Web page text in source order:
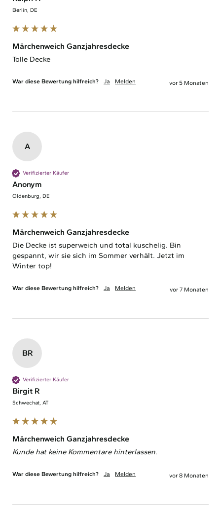
Berlin, DE
Märchenweich Ganzjahresdecke
Tolle Decke
War diese Bewertung hilfreich? Ja Melden vor 5 Monaten
A
Verifizierter Käufer
Anonym
Oldenburg, DE
Märchenweich Ganzjahresdecke
Die Decke ist superweich und total kuschelig. Bin
gespannt, wir sie sich im Sommer verhält. Jetzt im
Winter top!
War diese Bewertung hilfreich? Ja Melden vor 7 Monaten
BR
Verifizierter Käufer
Birgit R
Schwechat, AT
Märchenweich Ganzjahresdecke
Kunde hat keine Kommentare hinterlassen.
War diese Bewertung hilfreich? Ja Melden vor 8 Monaten